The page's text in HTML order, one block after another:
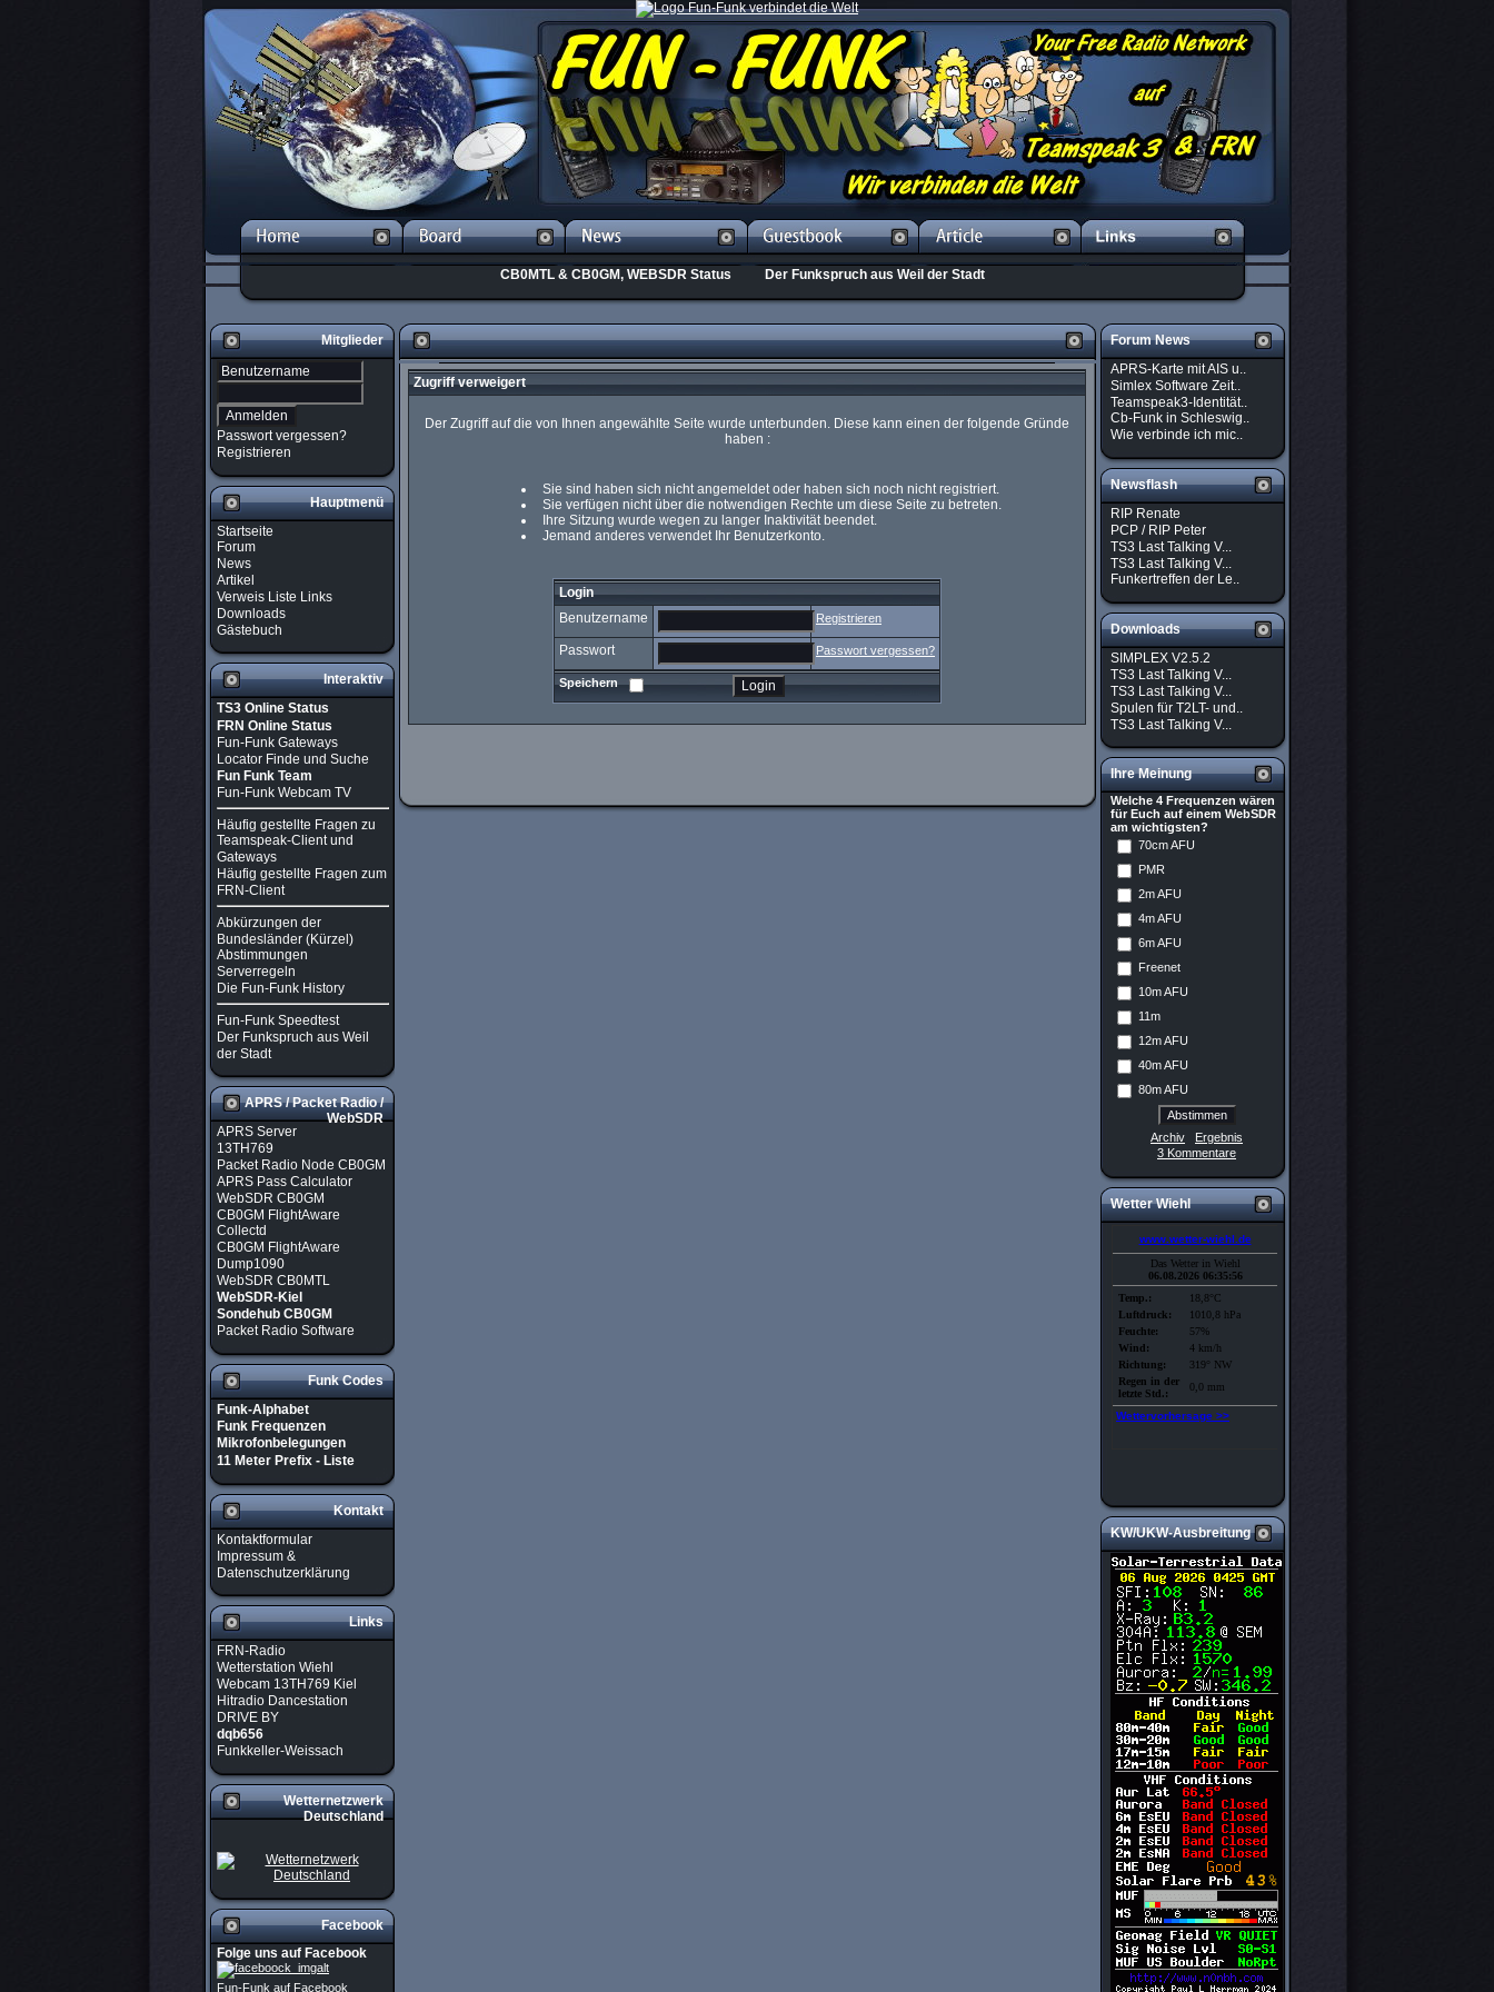
CB0MTL & CB0GM, WEBSDR Status Der Funkspruch aus Weil der Stadt
Mitglieder
Passwort vergessen?
Registrieren
Hauptmenü
Startseite
Forum
News
Artikel
Verweis Liste Links
Downloads
Gästebuch
Interaktiv
TS3 Online Status
FRN Online Status
Fun-Funk Gateways
Locator Finde und Suche
Fun Funk Team
Fun-Funk Webcam TV
Häufig gestellte Fragen zu
Teamspeak-Client und
Gateways
Häufig gestellte Fragen zum
FRN-Client
Abkürzungen der
Bundesländer (Kürzel)
Abstimmungen
Serverregeln
Die Fun-Funk History
Fun-Funk Speedtest
Der Funkspruch aus Weil
der Stadt
APRS / Packet Radio /
WebSDR
APRS Server
13TH769
Packet Radio Node CB0GM
APRS Pass Calculator
WebSDR CB0GM
CB0GM FlightAware
Collectd
CB0GM FlightAware
Dump1090
WebSDR CB0MTL
WebSDR-Kiel
Sondehub CB0GM
Packet Radio Software
Funk Codes
Funk-Alphabet
Funk Frequenzen
Mikrofonbelegungen
11 Meter Prefix - Liste
Kontakt
Kontaktformular
Impressum &
Datenschutzerklärung
Links
FRN-Radio
Wetterstation Wiehl
Webcam 13TH769 Kiel
Hitradio Dancestation
DRIVE BY
dqb656
Funkkeller-Weissach
Wetternetzwerk
Deutschland
Facebook
Folge uns auf Facebook
Fun-Funk auf Facebook
Zugriff verweigert
Der Zugriff auf die von Ihnen angewählte Seite wurde unterbunden. Diese kann einen der folgende Gründe
haben :
Sie sind haben sich nicht angemeldet oder haben sich noch nicht registriert.
Sie verfügen nicht über die notwendigen Rechte um diese Seite zu betreten.
Ihre Sitzung wurde wegen zu langer Inaktivität beendet.
Jemand anderes verwendet Ihr Benutzerkonto.
Login
Benutzername
Registrieren
Passwort Passwort vergessen?
Speichern
Forum News
APRS-Karte mit AIS u..
Simlex Software Zeit..
Teamspeak3-Identität..
Cb-Funk in Schleswig..
Wie verbinde ich mic..
Newsflash
RIP Renate
PCP / RIP Peter
TS3 Last Talking V...
TS3 Last Talking V...
Funkertreffen der Le..
Downloads
SIMPLEX V2.5.2
TS3 Last Talking V...
TS3 Last Talking V...
Spulen für T2LT- und..
TS3 Last Talking V...
Ihre Meinung
Welche 4 Frequenzen wären
für Euch auf einem WebSDR
am wichtigsten?
70cm AFU
PMR
2m AFU
4m AFU
6m AFU
Freenet
10m AFU
11m
12m AFU
40m AFU
80m AFU
Archiv
Ergebnis
3 Kommentare
Wetter Wiehl
KW/UKW-Ausbreitung